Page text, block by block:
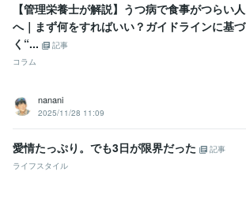
【管理栄養士が解説】うつ病で食事がつらい人
へ｜まず何をすればいい？ガイドラインに基づ
く“...
記事
コラム
nanani
2025/11/28 11:09
愛情たっぷり。でも3日が限界だった
記事
ライフスタイル